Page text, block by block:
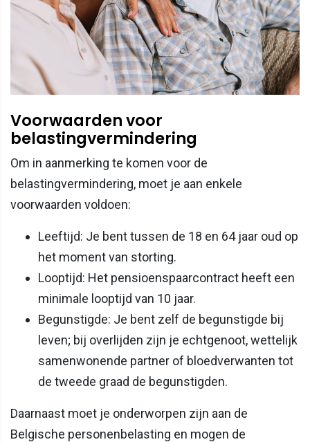
Voorwaarden voor
belastingvermindering
Om in aanmerking te komen voor de
belastingvermindering, moet je aan enkele
voorwaarden voldoen:
Leeftijd: Je bent tussen de 18 en 64 jaar oud op
het moment van storting.
Looptijd: Het pensioenspaarcontract heeft een
minimale looptijd van 10 jaar.
Begunstigde: Je bent zelf de begunstigde bij
leven; bij overlijden zijn je echtgenoot, wettelijk
samenwonende partner of bloedverwanten tot
de tweede graad de begunstigden.
Daarnaast moet je onderworpen zijn aan de
Belgische personenbelasting en mogen de